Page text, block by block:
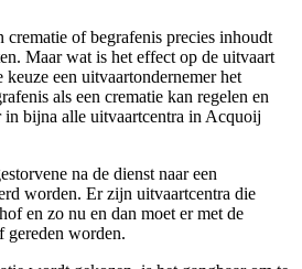
crematie of begrafenis precies inhoudt
Maar wat is het effect op de uitvaart
keuze een uitvaartondernemer het
als een crematie kan regelen en
in bijna alle uitvaartcentra in Acquoij
na de dienst naar een
worden. Er zijn uitvaartcentra die
en zo nu en dan moet er met de
gereden worden.